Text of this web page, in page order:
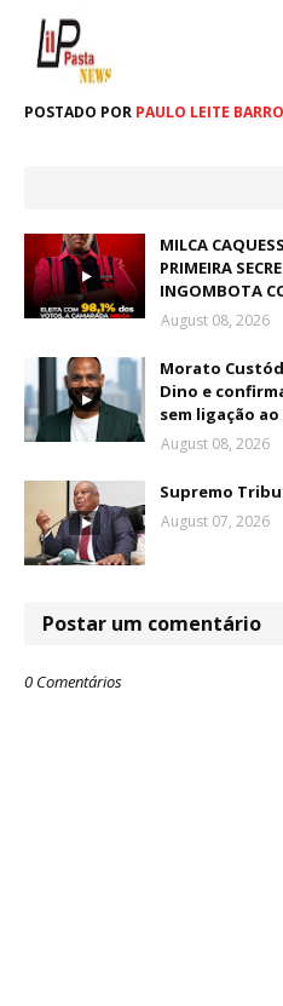
POSTADO POR PAULO LEITE
MILCA
PRIMEIRA
INGOMBOTA
August 08, 2026
Morato
Dino e
sem ligação ao
August 08, 2026
Supremo
August 07, 2026
Postar um comentário
0 Comentários